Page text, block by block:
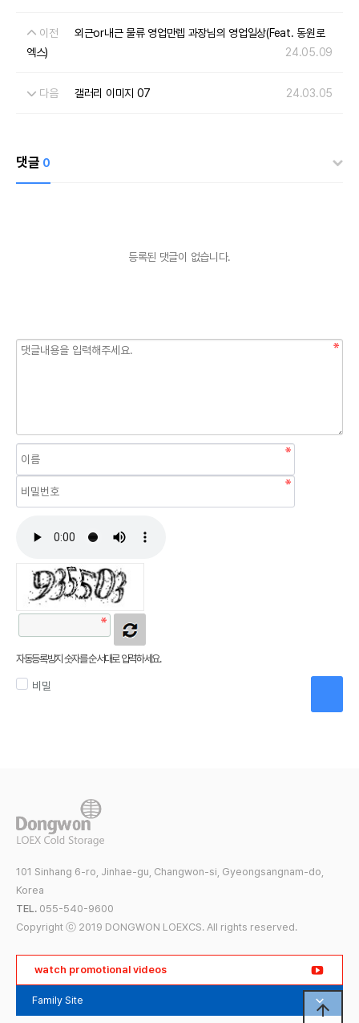
이전
외근or내근 물류 영업만렙 과장님의 영업일상(Feat. 동원로
엑스)
24.05.09
다음 갤러리 이미지 07 24.03.05
댓글 0
등록된 댓글이 없습니다.
자동등록방지 숫자를 순서대로 입력하세요.
비밀
101 Sinhang 6-ro, Jinhae-gu, Changwon-si, Gyeongsangnam-do,
Korea
TEL. 055-540-9600
Copyright ⓒ 2019 DONGWON LOEXCS. All rights reserved.
watch promotional videos
Family Site
arrow_upward